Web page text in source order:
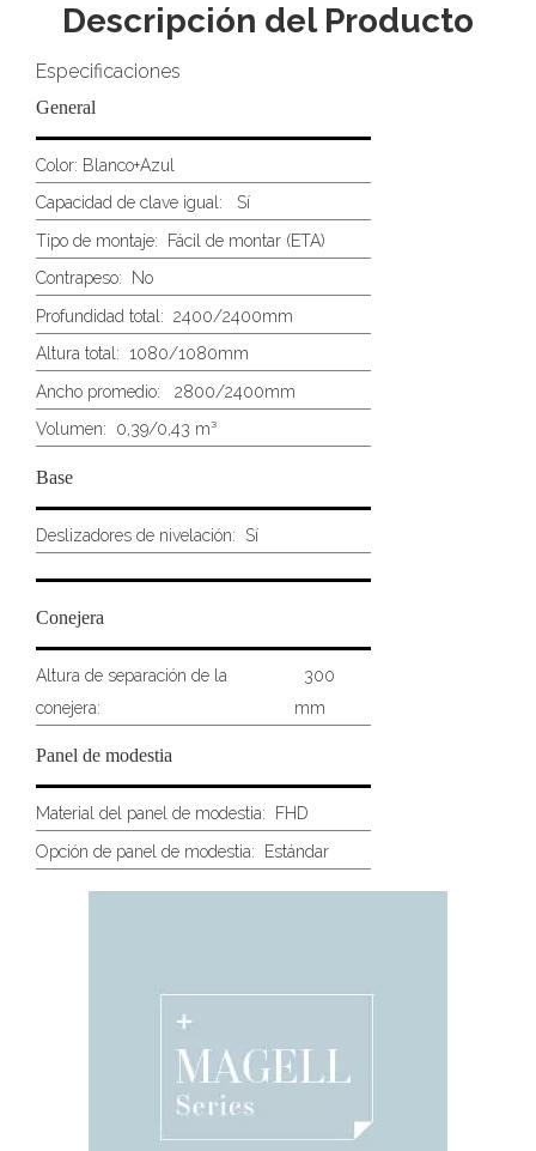
Descripción del Producto
Especificaciones
General
Color: Blanco+Azul
Capacidad de clave igual: Sí
Tipo de montaje: Fácil de montar (ETA)
Contrapeso: No
Profundidad total: 2400/2400mm
Altura total: 1080/1080mm
Ancho promedio: 2800/2400mm
Volumen: 0,39/0,43 m³
Base
Deslizadores de nivelación: Sí
Conejera
Altura de separación de la
conejera:
300
mm
Panel de modestia
Material del panel de modestia: FHD
Opción de panel de modestia: Estándar